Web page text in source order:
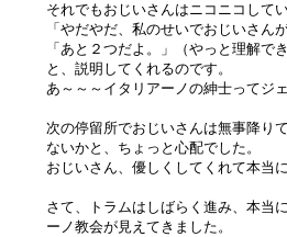
それでもおじいさんはニコニコしてい
「やだやだ、私のせいでおじいさ
「あと２つだよ。」（やっと理解でき
と、説明してくれるのです。
あ～～～イタリアーノの紳士ってジ
次の停留所でおじいさんは無事降り
ないかと、ちょっと心配でした。
おじいさん、優しくしてくれて本当
さて、トラムはしばらく進み、本当
ーノ教会が見えてきました。